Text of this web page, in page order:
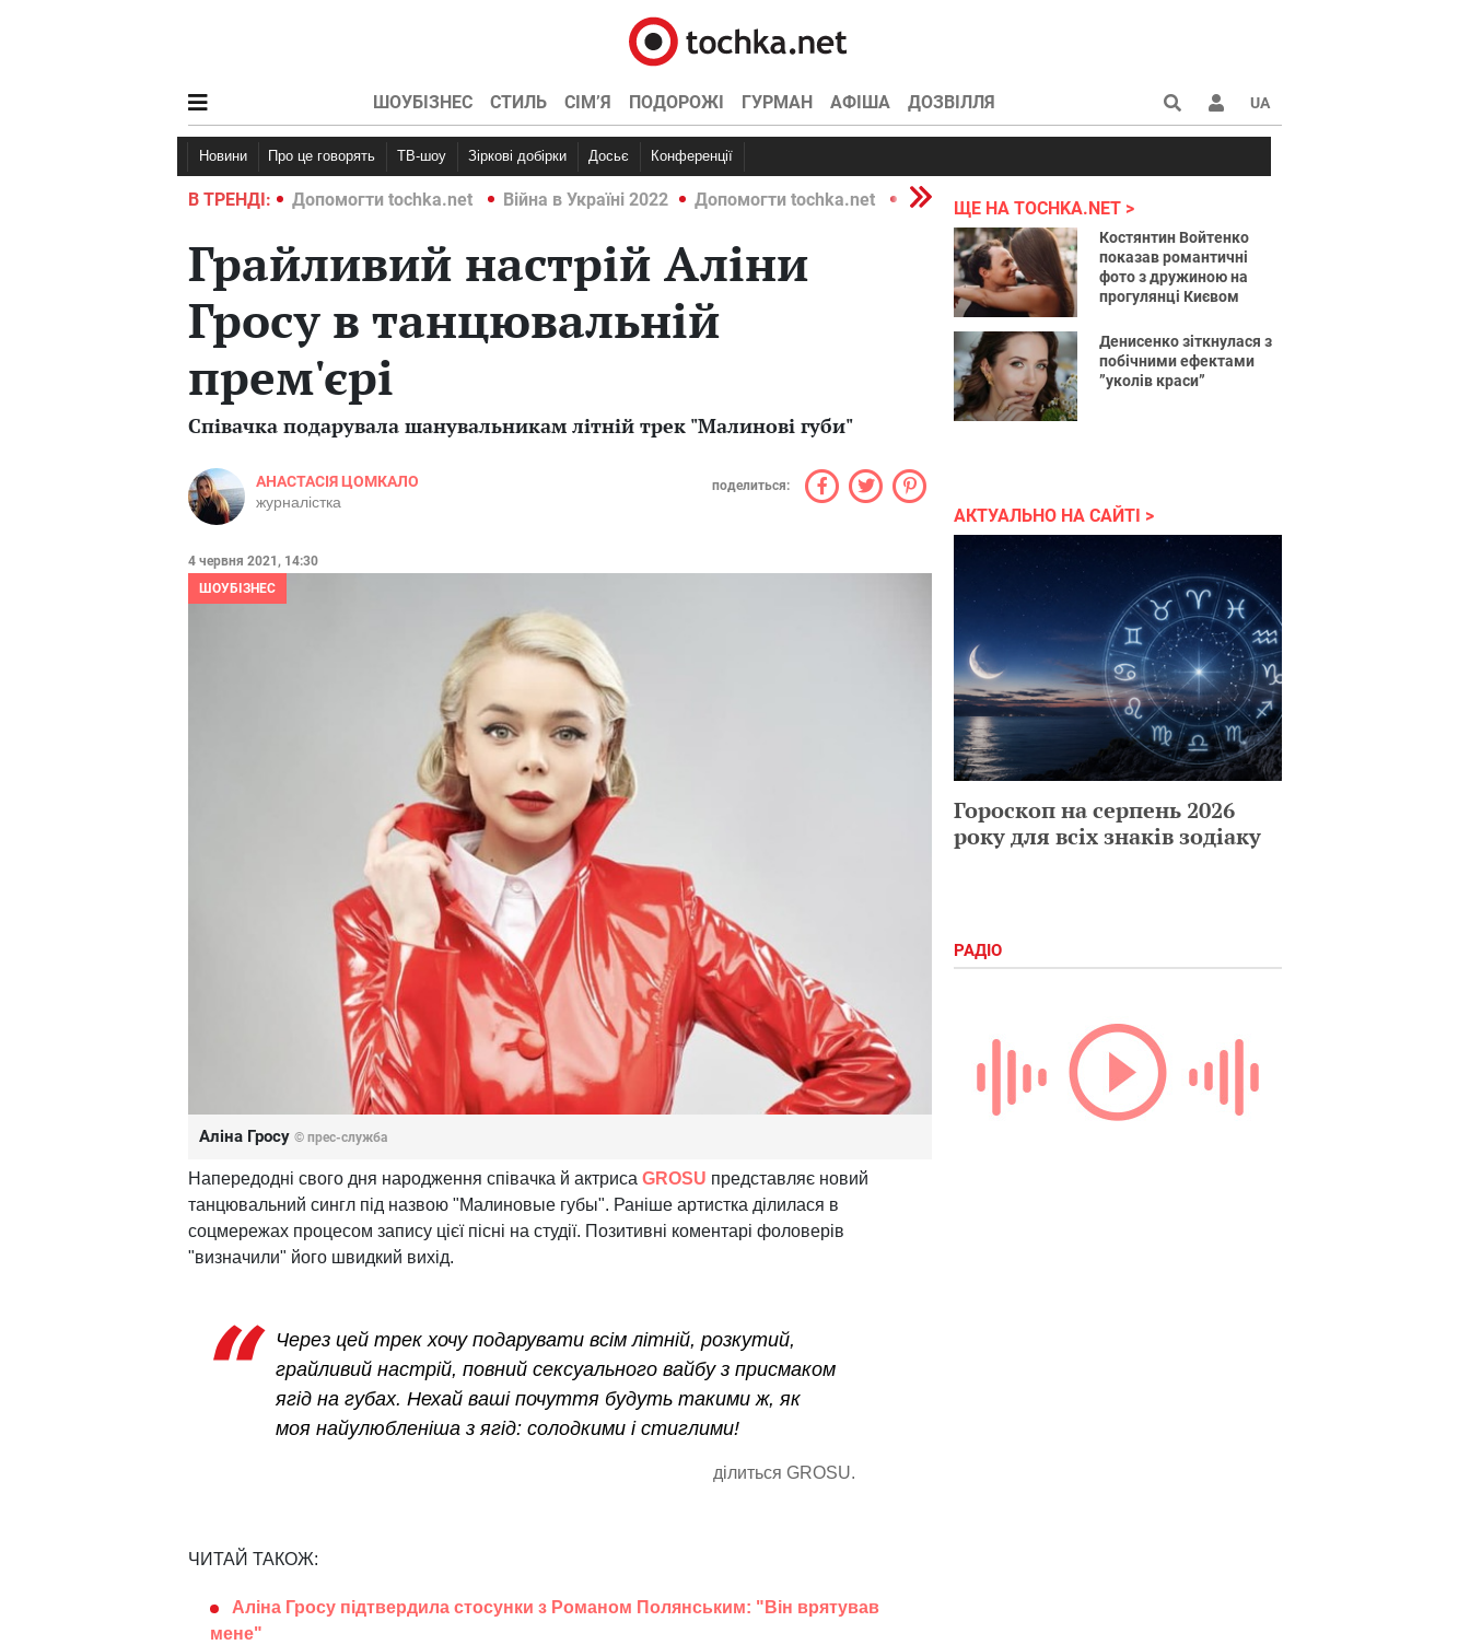
ШОУБІЗНЕС СТИЛЬ СІМ’Я ПОДОРОЖІ ГУРМАН АФІША ДОЗВІЛЛЯ UA
Новини Про це говорять ТВ-шоу Зіркові добірки Досьє Конференції
В ТРЕНДІ:
Війна в Україні 2022 Допомогти tochka.net Війна в Україні 2022 Допомогти tochka.net Війна в Україні 2022
Грайливий настрій Аліни
Гросу в танцювальній
прем'єрі
Співачка подарувала шанувальникам літній трек "Малинові губи"
АНАСТАСІЯ ЦОМКАЛО
журналістка
поделиться:
4 червня 2021, 14:30
ШОУБІЗНЕС
Аліна Гросу © прес-служба
Напередодні свого дня народження співачка й актриса GROSU представляє новий
танцювальний сингл під назвою "Малиновые губы". Раніше артистка ділилася в
соцмережах процесом запису цієї пісні на студії. Позитивні коментарі фоловерів
"визначили" його швидкий вихід.
Через цей трек хочу подарувати всім літній, розкутий,
грайливий настрій, повний сексуального вайбу з присмаком
ягід на губах. Нехай ваші почуття будуть такими ж, як
моя найулюбленіша з ягід: солодкими і стиглими!
ділиться GROSU.
ЧИТАЙ ТАКОЖ:
Аліна Гросу підтвердила стосунки з Романом Полянським: "Він врятував
мене"
ЩЕ НА TOCHKA.NET
Костянтин Войтенко
показав романтичні
фото з дружиною на
прогулянці Києвом
Денисенко зіткнулася з
побічними ефектами
”уколів краси”
АКТУАЛЬНО НА САЙТІ
Гороскоп на серпень 2026
року для всіх знаків зодіаку
РАДІО